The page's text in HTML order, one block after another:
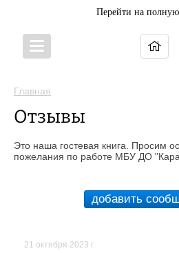
Перейти на
Главная
Отзывы
Это наша гостевая книга. Просим
пожелания по работе МБУ ДО
добавить
21 октября 2023 г.